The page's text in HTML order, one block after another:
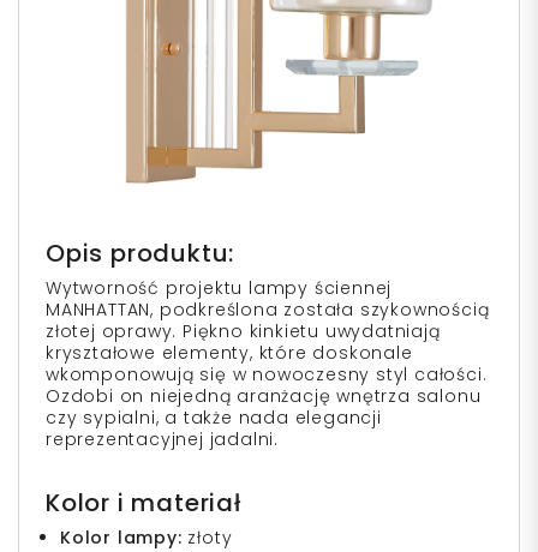
Opis produktu:
Wytworność projektu lampy ściennej
MANHATTAN, podkreślona została szykownością
złotej oprawy. Piękno kinkietu uwydatniają
kryształowe elementy, które doskonale
wkomponowują się w nowoczesny styl całości.
Ozdobi on niejedną aranżację wnętrza salonu
czy sypialni, a także nada elegancji
reprezentacyjnej jadalni.
Kolor i materiał
Kolor lampy: złoty